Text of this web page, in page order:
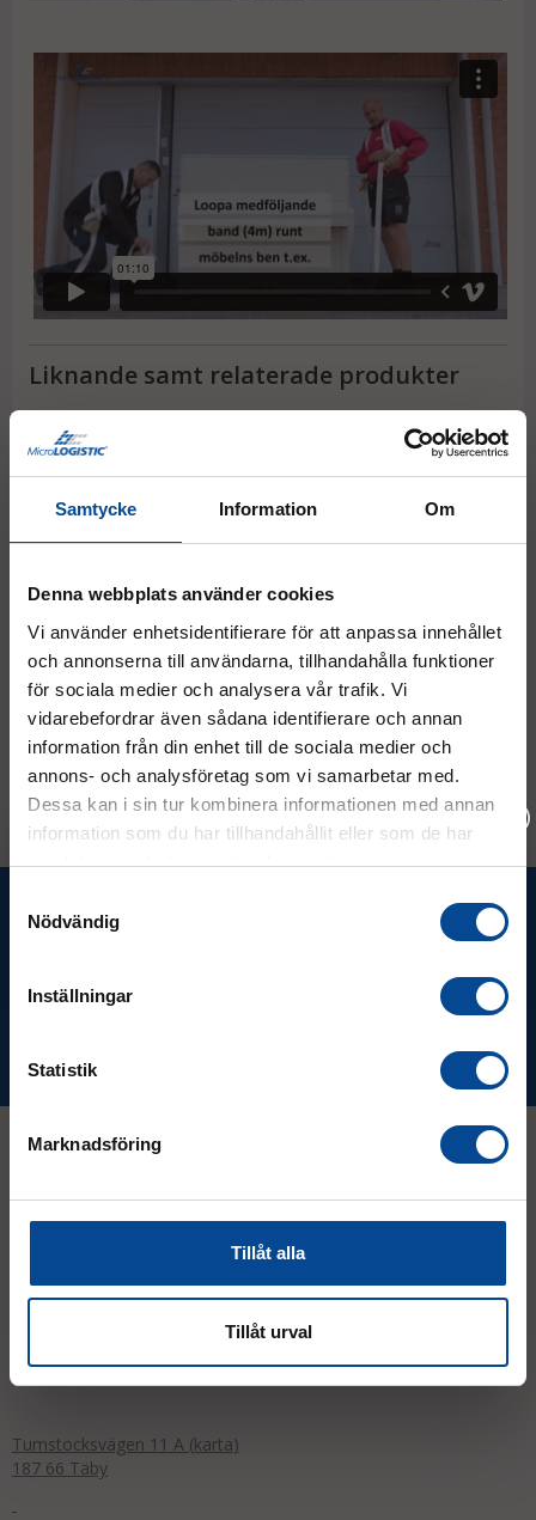
Samtycke Information Om
Denna webbplats använder cookies
Vi använder enhetsidentifierare för att anpassa innehållet
och annonserna till användarna, tillhandahålla funktioner
för sociala medier och analysera vår trafik. Vi
vidarebefordrar även sådana identifierare och annan
information från din enhet till de sociala medier och
annons- och analysföretag som vi samarbetar med.
Dessa kan i sin tur kombinera informationen med annan
information som du har tillhandahållit eller som de har
samlat in när du har använt deras tjänster.
Nödvändig
Inställningar
Statistik
Marknadsföring
Tillåt alla
Tillåt urval
Liknande samt relaterade produkter
Bärsele PRO, tvålagers
axelband 75 mm, grå –
Komfortkryss-sele
1 937,50 kr Köp
ML Lift & Move L, 500 kg,
1900 x 470 mm, orange
För dörrar, skivor, skåp &
1 812,50 kr Köp
Ta del av våra bästa erbjudanden &
Kontakt
08 - 544 401 50
support@micrologistic.com
Tumstocksvägen 11 A (karta)
187 66 Täby